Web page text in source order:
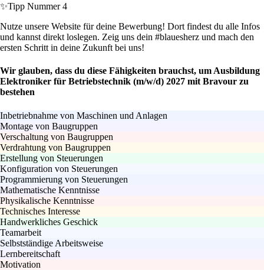
✨Tipp Nummer 4
Nutze unsere Website für deine Bewerbung! Dort findest du alle Infos
und kannst direkt loslegen. Zeig uns dein #blauesherz und mach den
ersten Schritt in deine Zukunft bei uns!
Wir glauben, dass du diese Fähigkeiten brauchst, um Ausbildung
Elektroniker für Betriebstechnik (m/w/d) 2027 mit Bravour zu
bestehen
Inbetriebnahme von Maschinen und Anlagen
Montage von Baugruppen
Verschaltung von Baugruppen
Verdrahtung von Baugruppen
Erstellung von Steuerungen
Konfiguration von Steuerungen
Programmierung von Steuerungen
Mathematische Kenntnisse
Physikalische Kenntnisse
Technisches Interesse
Handwerkliches Geschick
Teamarbeit
Selbstständige Arbeitsweise
Lernbereitschaft
Motivation